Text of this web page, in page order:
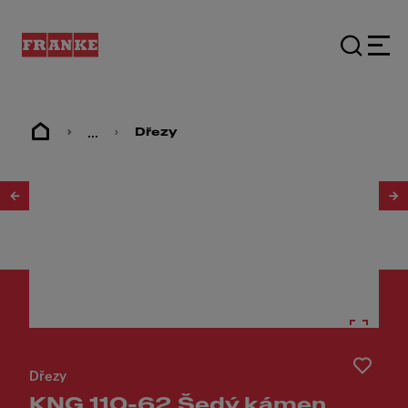
... Dřezy
Dřezy